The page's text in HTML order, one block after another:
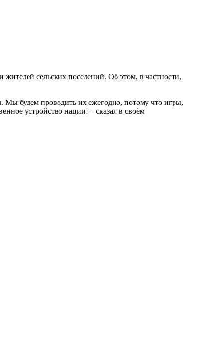
сельских поселений. Об этом, в частности,
Мы будем проводить их ежегодно, потому что игры,
устройство нации! – сказал в своём